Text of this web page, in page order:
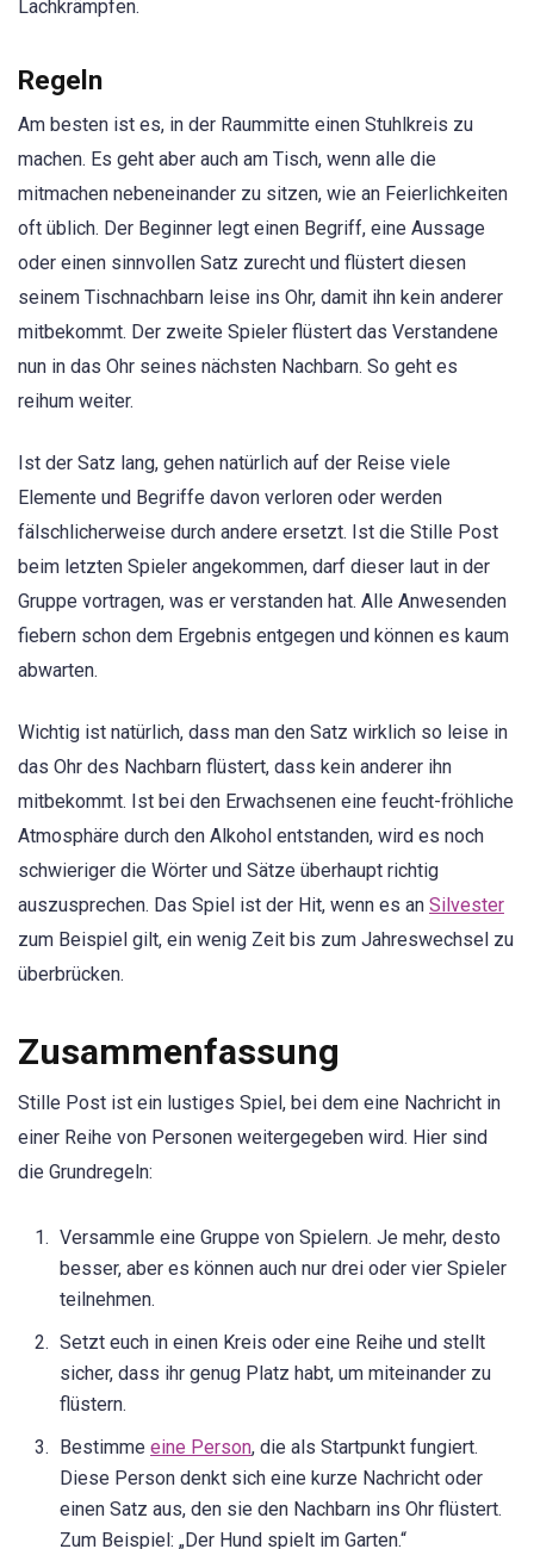
Lachkrämpfen.
Regeln
Am besten ist es, in der Raummitte einen Stuhlkreis zu
machen. Es geht aber auch am Tisch, wenn alle die
mitmachen nebeneinander zu sitzen, wie an Feierlichkeiten
oft üblich. Der Beginner legt einen Begriff, eine Aussage
oder einen sinnvollen Satz zurecht und flüstert diesen
seinem Tischnachbarn leise ins Ohr, damit ihn kein anderer
mitbekommt. Der zweite Spieler flüstert das Verstandene
nun in das Ohr seines nächsten Nachbarn. So geht es
reihum weiter.
Ist der Satz lang, gehen natürlich auf der Reise viele
Elemente und Begriffe davon verloren oder werden
fälschlicherweise durch andere ersetzt. Ist die Stille Post
beim letzten Spieler angekommen, darf dieser laut in der
Gruppe vortragen, was er verstanden hat. Alle Anwesenden
fiebern schon dem Ergebnis entgegen und können es kaum
abwarten.
Wichtig ist natürlich, dass man den Satz wirklich so leise in
das Ohr des Nachbarn flüstert, dass kein anderer ihn
mitbekommt. Ist bei den Erwachsenen eine feucht-fröhliche
Atmosphäre durch den Alkohol entstanden, wird es noch
schwieriger die Wörter und Sätze überhaupt richtig
auszusprechen. Das Spiel ist der Hit, wenn es an Silvester
zum Beispiel gilt, ein wenig Zeit bis zum Jahreswechsel zu
überbrücken.
Zusammenfassung
Stille Post ist ein lustiges Spiel, bei dem eine Nachricht in
einer Reihe von Personen weitergegeben wird. Hier sind
die Grundregeln:
Versammle eine Gruppe von Spielern. Je mehr, desto
besser, aber es können auch nur drei oder vier Spieler
teilnehmen.
Setzt euch in einen Kreis oder eine Reihe und stellt
sicher, dass ihr genug Platz habt, um miteinander zu
flüstern.
Bestimme eine Person, die als Startpunkt fungiert.
Diese Person denkt sich eine kurze Nachricht oder
einen Satz aus, den sie den Nachbarn ins Ohr flüstert.
Zum Beispiel: „Der Hund spielt im Garten.“